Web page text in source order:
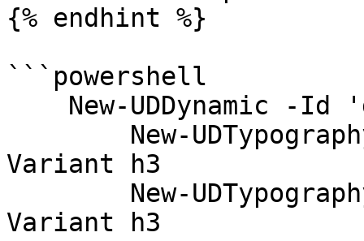
{% endhint %}
```powershell
Variant h3
Variant h3